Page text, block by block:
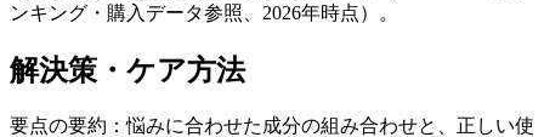
ンキング・購入データ参照、2026年時点）。
解決策・ケア方法
要点の要約：悩みに合わせた成分の組み合わせと、正しい使